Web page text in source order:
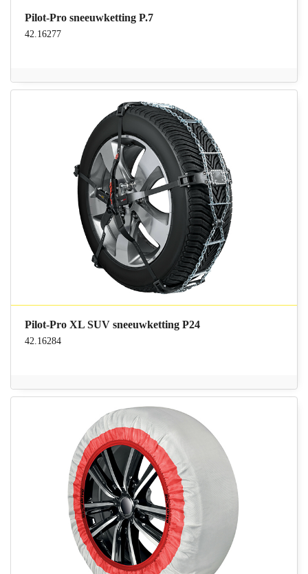
Pilot-Pro sneeuwketting P.7
42.16277
Pilot-Pro XL SUV sneeuwketting P24
42.16284